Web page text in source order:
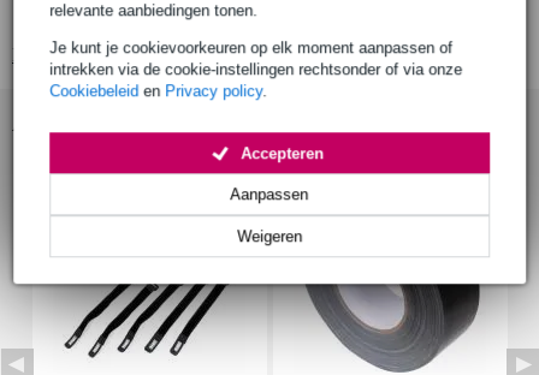
relevante aanbiedingen tonen.
Je kunt je cookievoorkeuren op elk moment aanpassen of
intrekken via de cookie-instellingen rechtsonder of via onze
Cookiebeleid en Privacy policy.
Weigeren
Aanpassen
Accepteren
Afwerking: BZP (galvanized) of zwarte poedercoating
Bekijk alle productspecificaties